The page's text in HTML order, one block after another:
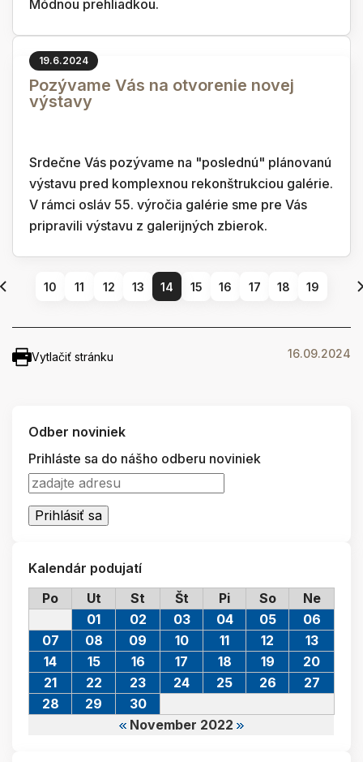
Módnou prehliadkou.
19.6.2024
Pozývame Vás na otvorenie novej
výstavy
Srdečne Vás pozývame na "poslednú" plánovanú
výstavu pred komplexnou rekonštrukciou galérie.
V rámci osláv 55. výročia galérie sme pre Vás
pripravili výstavu z galerijných zbierok.
10 11 12 13 14 15 16 17 18 19
Vytlačiť stránku 16.09.2024
Odber noviniek
Prihláste sa do nášho odberu noviniek
Kalendár podujatí
Po
Ut St Št Pi So Ne
November 2022
01 02 03 04 05
06
07
08 09 10 11 12
13
14
15 16 17 18 19
20
21
22 23 24 25 26
27
28
29 30